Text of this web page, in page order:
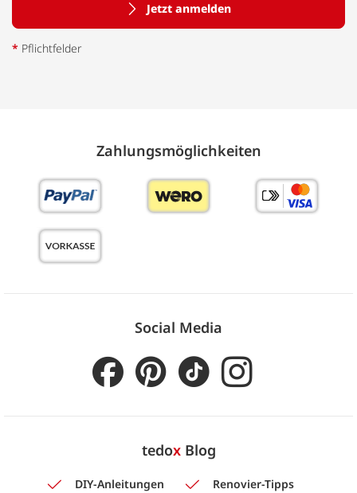
Jetzt anmelden
* Pflichtfelder
Zahlungs­möglich­keiten
Social Media
tedoxBlog
DIY-Anleitungen
Renovier-Tipps